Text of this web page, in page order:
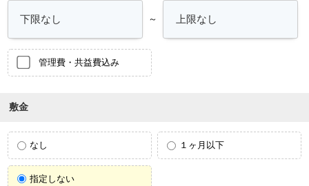
～
管理費・共益費込み
敷金
なし １ヶ月以下
指定しない